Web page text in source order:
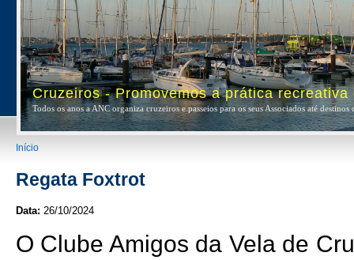
Cruzeiros - Promovemos a prática
Todos os anos a ANC organiza cruzeiros e passeios para os seus Associados até
You are here
Início
Regata Foxtrot
Data: 26/10/2024
O Clube Amigos da Vela de